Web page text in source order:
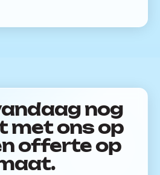
nog
met ons op
offerte op